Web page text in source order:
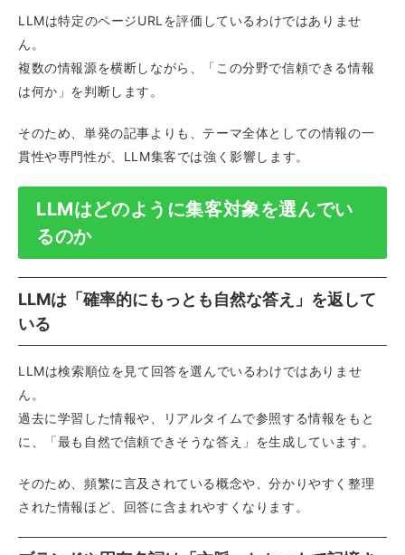
LLMは特定のページURLを評価しているわけではありませ
ん。
複数の情報源を横断しながら、「この分野で信頼できる情報
は何か」を判断します。
そのため、単発の記事よりも、テーマ全体としての情報の一
貫性や専門性が、LLM集客では強く影響します。
LLMはどのように集客対象を選んでい
るのか
LLMは「確率的にもっとも自然な答え」を返して
いる
LLMは検索順位を見て回答を選んでいるわけではありませ
ん。
過去に学習した情報や、リアルタイムで参照する情報をもと
に、「最も自然で信頼できそうな答え」を生成しています。
そのため、頻繁に言及されている概念や、分かりやすく整理
された情報ほど、回答に含まれやすくなります。